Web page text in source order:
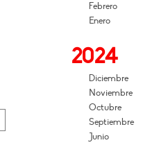
Febrero
Enero
2024
Diciembre
Noviembre
Octubre
Septiembre
Junio